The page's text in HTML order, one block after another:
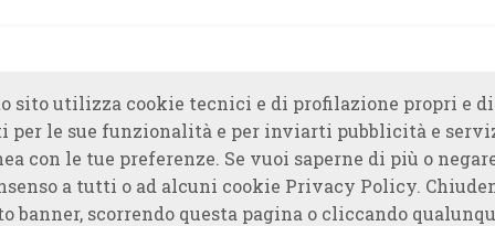
sito utilizza cookie tecnici e di profilazione propri e
per le sue funzionalità e per inviarti pubblicità e
con le tue preferenze. Se vuoi saperne di più o
a tutti o ad alcuni cookie Privacy Policy.
banner, scorrendo questa pagina o cliccando